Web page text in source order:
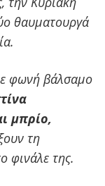
θαυματουργά
φωνή βάλσαμο
μπρίο,
τη
φινάλε της.